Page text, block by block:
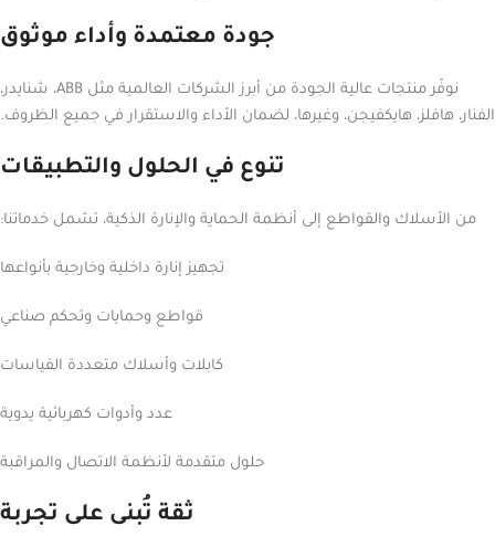
جودة معتمدة وأداء موثوق
نوفّر منتجات عالية الجودة من أبرز الشركات العالمية مثل ABB، شنايدر،
الفنار، هافلز، هايكفيجن، وغيرها، لضمان الأداء والاستقرار في جميع الظروف.
تنوع في الحلول والتطبيقات
من الأسلاك والقواطع إلى أنظمة الحماية والإنارة الذكية، تشمل خدماتنا:
تجهيز إنارة داخلية وخارجية بأنواعها
قواطع وحمايات وتحكم صناعي
كابلات وأسلاك متعددة القياسات
عدد وأدوات كهربائية يدوية
حلول متقدمة لأنظمة الاتصال والمراقبة
ثقة تُبنى على تجربة